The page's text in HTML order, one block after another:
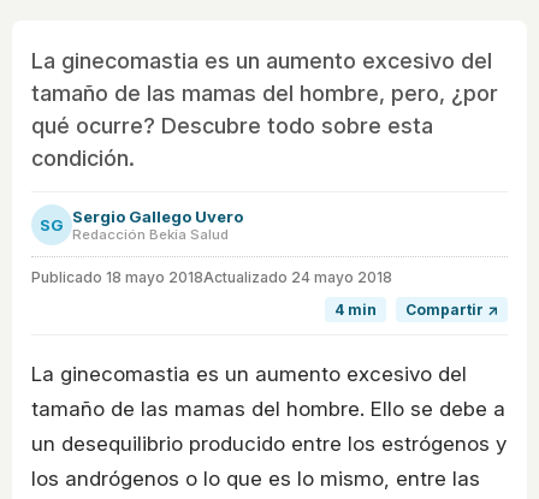
La ginecomastia es un aumento excesivo del
tamaño de las mamas del hombre, pero, ¿por
qué ocurre? Descubre todo sobre esta
condición.
SG Sergio Gallego Uvero
Redacción Bekia Salud
Publicado 18 mayo 2018Actualizado 24 mayo 2018
4 min
Compartir ↗
La ginecomastia es un aumento excesivo del
tamaño de las mamas del hombre. Ello se debe a
un desequilibrio producido entre los estrógenos y
los andrógenos o lo que es lo mismo, entre las